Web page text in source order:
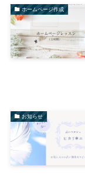
ホームページ作成
お知らせ